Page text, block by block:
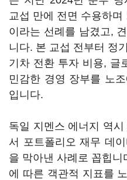
교섭 만에 전면 수용하
이라는 선례를 남겼고,
니다. 본 교섭 전부터 정
기차 전환 투자 비용, 글
민감한 경영 장부를 노
입니다.
독일 지멘스 에너지 역
서 포트폴리오 재무 데
을 막아낸 사례로 꼽힙
에 따른 객관적 지표를